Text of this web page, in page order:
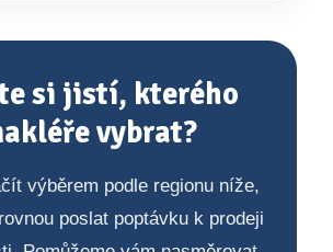
si jistí, kterého
vybrat?
výběrem podle regionu níže,
poslat poptávku k prodeji